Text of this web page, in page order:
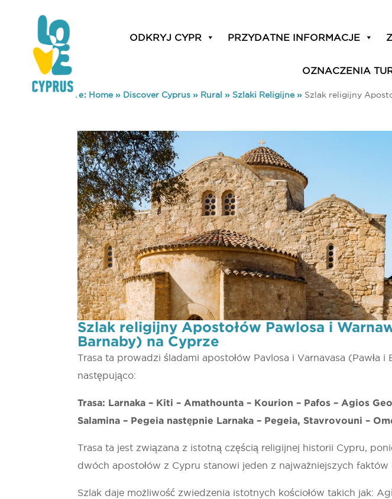
ODKRYJ CYPR PRZYDATNE INFORMACJE
OZNACZENIA
You are here: Home» Discover Cyprus » Rural » Szlaki Religijne» Szlak religijny
Szlak religijny Apostołów Pawlosa i
Barnaby) na Cyprze
Trasa ta prowadzi śladami apostołów Pavlosa i Varnavasa (Pawła
następująco:
Trasa: Larnaka – Kiti – Amathounta – Kourion – Pafos – Agios
Salamina – Pegeia następnie Larnaka – Pegeia, Stavrovouni –
Trasa ta jest związana z istotną częścią religijnej historii Cypru,
dwóch apostołów z Cypru stanowi jeden z najważniejszych faktów
Szlak daje możliwość zwiedzenia istotnych kościołów takich jak: